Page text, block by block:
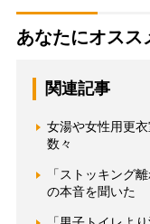
あなたにオスス
関連記事
女湯や女性用更
数々
「ストッキング
の本音を聞いた